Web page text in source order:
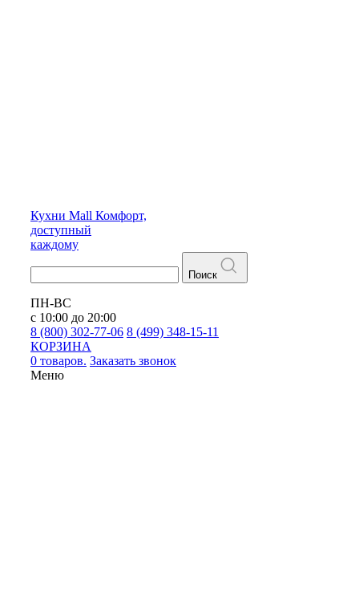
Кухни Mall Комфорт,
доступный
каждому
Поиск
ПН-ВС
с 10:00 до 20:00
8 (800) 302-77-06 8 (499) 348-15-11
КОРЗИНА
0 товаров. Заказать звонок
Меню